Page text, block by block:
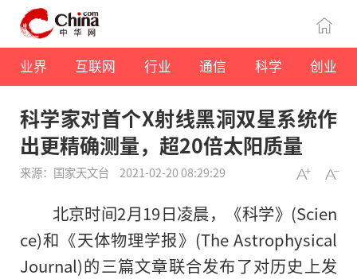
业界 互联网 行业 通信 科学 创业
科学家对首个X射线黑洞双星系统作
出更精确测量，超20倍太阳质量
来源：国家天文台 2021-02-20 08:29:29
北京时间2月19日凌晨，《科学》(Scien
ce)和《天体物理学报》(The Astrophysical
Journal)的三篇文章联合发布了对历史上发